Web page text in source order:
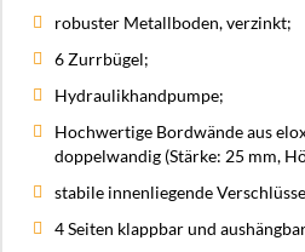
robuster Metallboden, verzinkt;
6 Zurrbügel;
Hydraulikhandpumpe;
Hochwertige Bordwände aus
doppelwandig (Stärke: 25 mm,
stabile innenliegende
4 Seiten klappbar und